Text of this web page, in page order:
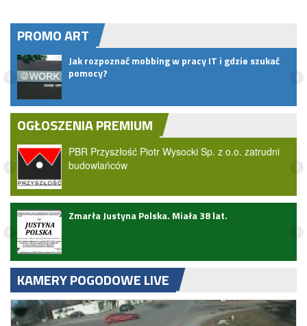
PROMO ART
Czym jest exit interview?
OGŁOSZENIA PREMIUM
PBR Przyszłość Piotr Wysocki Sp. z o.o. zatrudni
budowlańców
Wielki przełom dla Żuław. Rząd zatwierdził
KAMERY POGODOWE LIVE